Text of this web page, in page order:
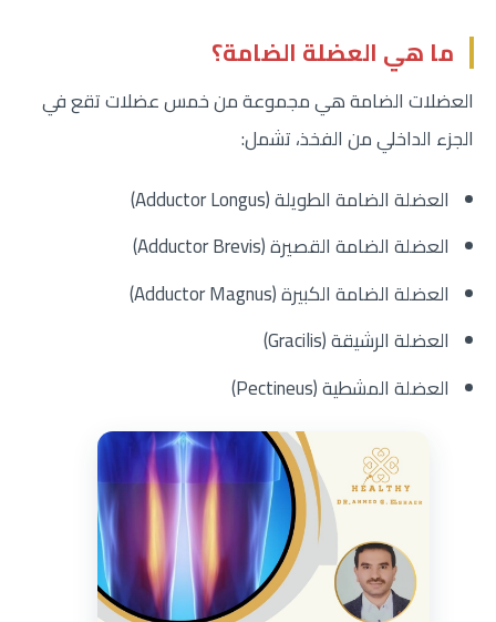
ما هي العضلة الضامة؟
العضلات الضامة هي مجموعة من خمس عضلات تقع في
الجزء الداخلي من الفخذ، تشمل:
العضلة الضامة الطويلة (Adductor Longus)
العضلة الضامة القصيرة (Adductor Brevis)
العضلة الضامة الكبيرة (Adductor Magnus)
العضلة الرشيقة (Gracilis)
العضلة المشطية (Pectineus)